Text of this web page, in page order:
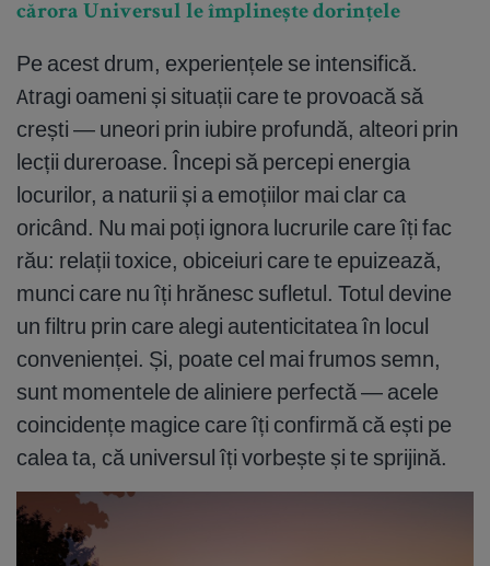
cărora Universul le împlinește dorințele
Pe acest drum, experiențele se intensifică.
Atragi oameni și situații care te provoacă să
crești — uneori prin iubire profundă, alteori prin
lecții dureroase. Începi să percepi energia
locurilor, a naturii și a emoțiilor mai clar ca
oricând. Nu mai poți ignora lucrurile care îți fac
rău: relații toxice, obiceiuri care te epuizează,
munci care nu îți hrănesc sufletul. Totul devine
un filtru prin care alegi autenticitatea în locul
convenienței. Și, poate cel mai frumos semn,
sunt momentele de aliniere perfectă — acele
coincidențe magice care îți confirmă că ești pe
calea ta, că universul îți vorbește și te sprijină.